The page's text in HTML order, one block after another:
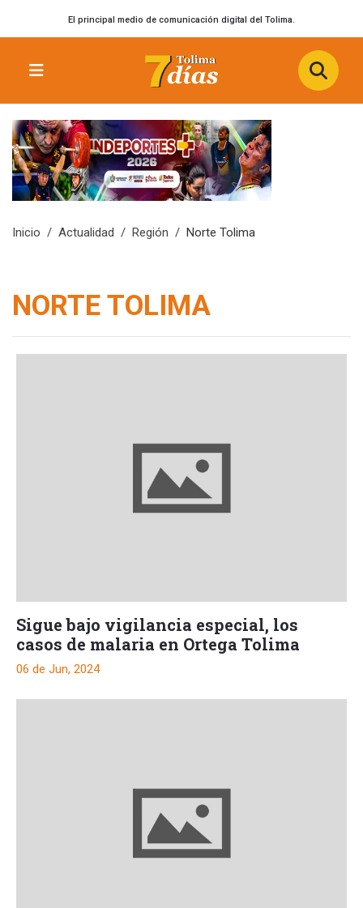
El principal medio de comunicación digital del Tolima.
Inicio Actualidad Región Norte Tolima
NORTE TOLIMA
Sigue bajo vigilancia especial, los
casos de malaria en Ortega Tolima
06 de Jun, 2024